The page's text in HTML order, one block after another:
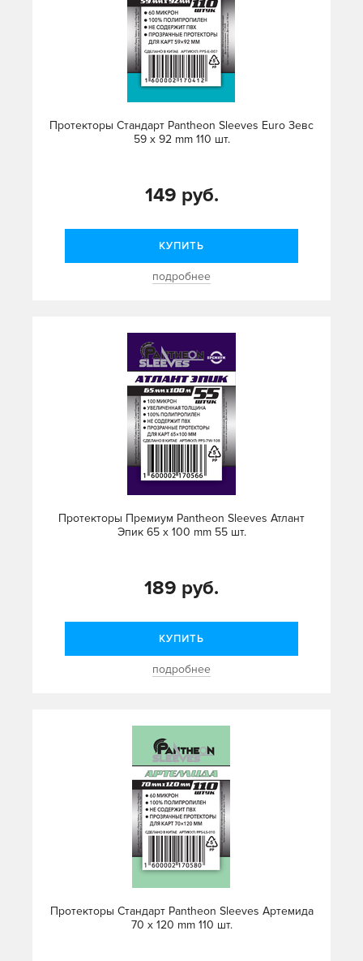
Протекторы Стандарт Pantheon Sleeves Euro Зевс
59 x 92 mm 110 шт.
149 руб.
КУПИТЬ
подробнее
Протекторы Премиум Pantheon Sleeves Атлант
Эпик 65 x 100 mm 55 шт.
189 руб.
КУПИТЬ
подробнее
Протекторы Стандарт Pantheon Sleeves Артемида
70 х 120 mm 110 шт.